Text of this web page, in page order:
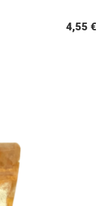
4,55 €